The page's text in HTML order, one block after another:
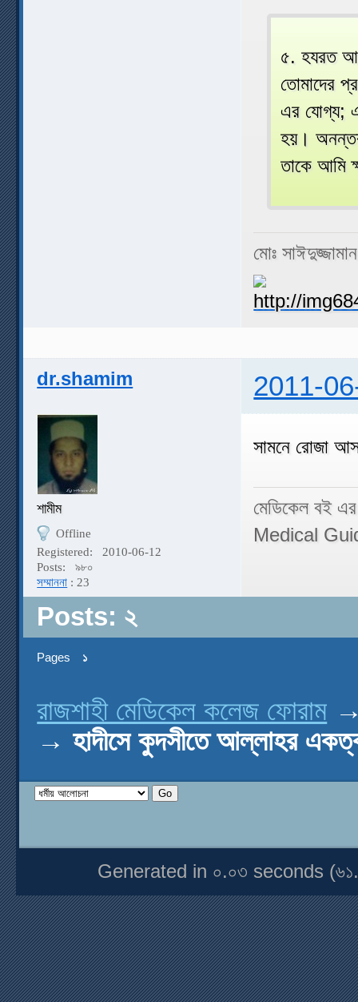
৫. হযরত
তোমাদের
এর যোগ্য;
হয়।
তাকে আমি
মোঃ
dr.shamim 2011-
শামীম
Offline
Registered:
2010-06-12
Posts:
৯৮০
সম্মাননা : 23
সামনে রোজা
মেডিকেল বই
Medical
Posts: ২
Pages ১
রাজশাহী মেডিকেল কলেজ ফোরাম
→হাদীসে কুদসীতে আল্লাহর
Generated in ০.০৩ seconds